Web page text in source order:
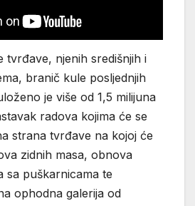
tvrđave, njenih središnjih i
branič kule posljednjih
je više od 1,5 milijuna
radova kojima će se
strana tvrđave na kojoj će
zidnih masa, obnova
sa puškarnicama te
ophodna galerija od